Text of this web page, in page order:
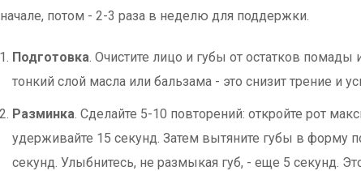
начале, потом - 2-3 раза в неделю для поддержки.
Подготовка. Очистите лицо и губы от остатков помады
тонкий слой масла или бальзама - это снизит трение и
Разминка. Сделайте 5-10 повторений: откройте рот
удерживайте 15 секунд. Затем вытяните губы в форму
секунд. Улыбнитесь, не размыкая губ, - еще 5 секунд.